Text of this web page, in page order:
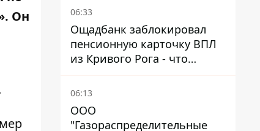
Он
06:33
Ощадбанк заблокировал
пенсионную карточку ВПЛ
из Кривого Рога - что
решил суд
06:13
ООО
"Газораспределительные